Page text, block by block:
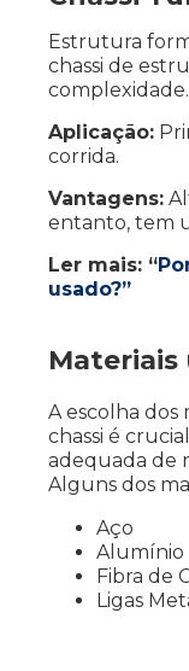
Estrutura
chassi de
complexidade.
Aplicação:
corrida.
Vantagens:
entanto, tem
Ler mais: “
usado?”
Materiais
A escolha dos
chassi é
adequada de
Alguns dos
Aço
Alumínio
Fibra de
Ligas